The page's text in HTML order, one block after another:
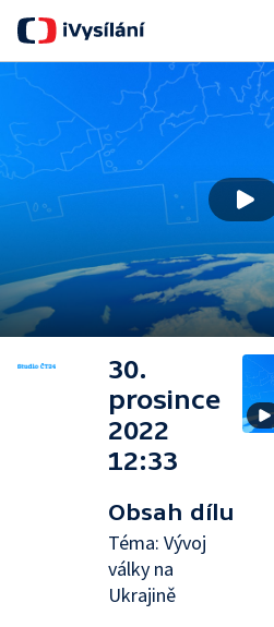
30.
prosince
2022
12:33
Obsah dílu
Téma: Vývoj
války na
Ukrajině